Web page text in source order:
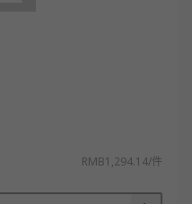
RMB1,294.14/件